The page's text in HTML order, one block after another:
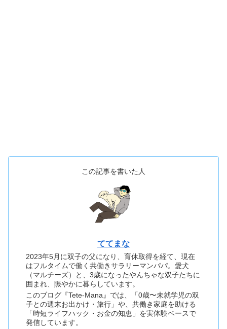
この記事を書いた人
ててまな
2023年5月に双子の父になり、育休取得を経て、現在
はフルタイムで働く共働きサラリーマンパパ。愛犬
（マルチーズ）と、3歳になったやんちゃな双子たちに
囲まれ、賑やかに暮らしています。
このブログ『Tete-Mana』では、「0歳〜未就学児の双
子との週末お出かけ・旅行」や、共働き家庭を助ける
「時短ライフハック・お金の知恵」を実体験ベースで
発信しています。